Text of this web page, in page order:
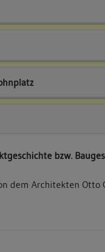
bzw.
dem Architekten Otto